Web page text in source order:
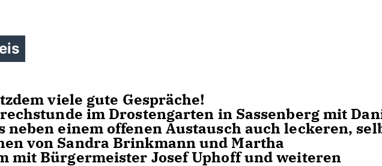
viele gute Gespräche!
im Drostengarten in Sassenberg mit
neben einem offenen Austausch auch leckeren,
von Sandra Brinkmann und Martha
mit Bürgermeister Josef Uphoff und weiteren